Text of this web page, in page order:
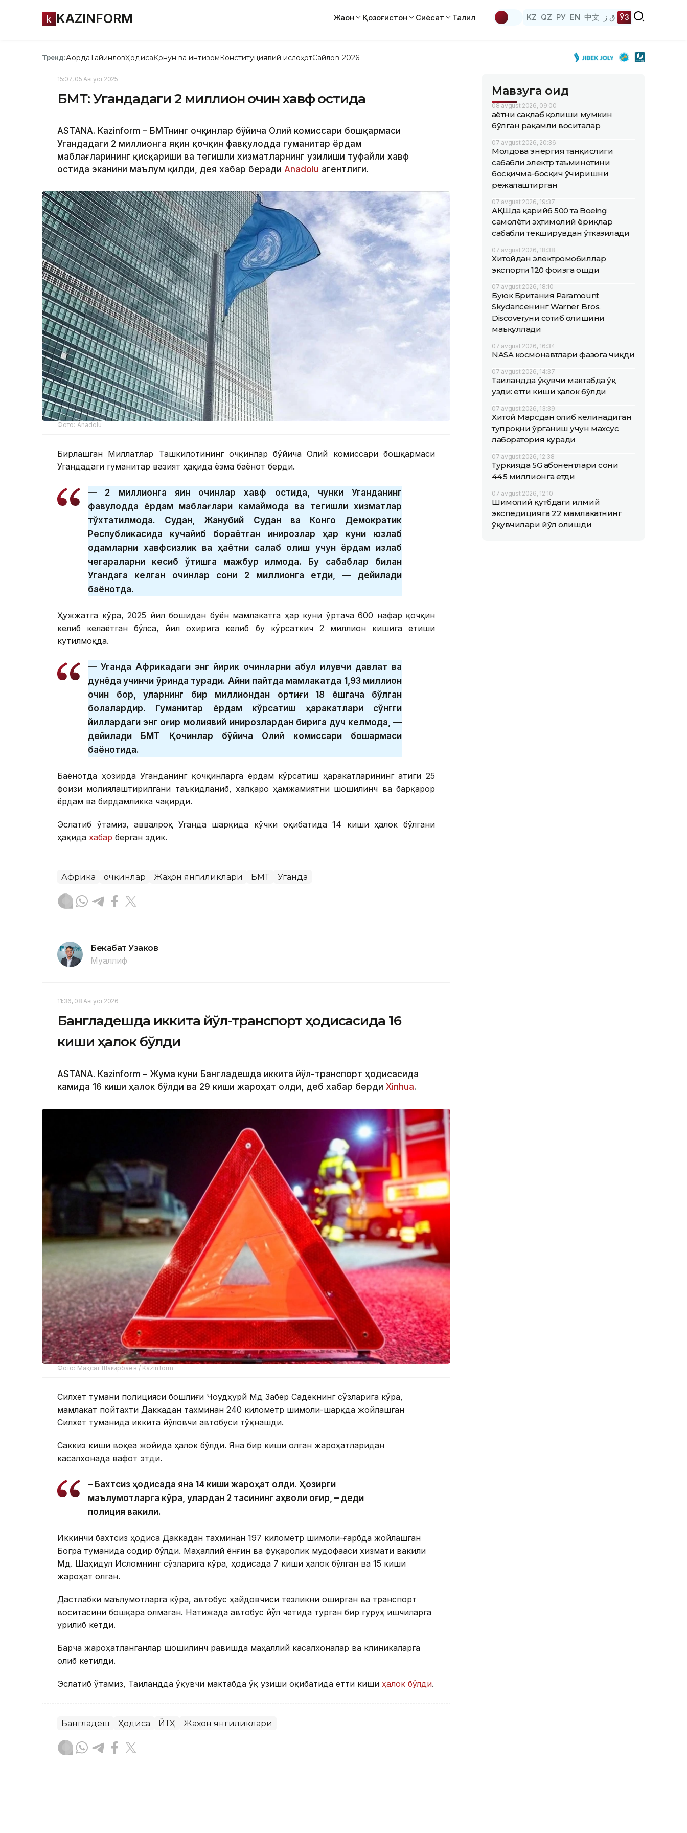
KAZINFORM Жаҳон Қозоғистон Сиёсат Таҳлил KZ QZ РУ EN 中文 ق ز ЎЗ
Тренд:АқордаТайинловҲодисаҚонун ва интизомКонституциявий ислоҳотСайлов-2026
15:07, 05 Август 2025
БМТ: Угандадаги 2 миллион қочқин хавф остида
ASTANА. Кazinform – БМТнинг Қочқинлар бўйича Олий комиссари бошқармаси
Угандадаги 2 миллионга яқин қочқин фавқулодда гуманитар ёрдам
маблағларининг қисқариши ва тегишли хизматларнинг узилиши туфайли хавф
остида эканини маълум қилди, дея хабар беради Аnadolu агентлиги.
Фото: Anadolu
Бирлашган Миллатлар Ташкилотининг Қочқинлар бўйича Олий комиссари бошқармаси
Угандадаги гуманитар вазият ҳақида ёзма баёнот берди.
— 2 миллионга яқин қочқинлар хавф остида, чунки Уганданинг
фавқулодда ёрдам маблағлари камаймоқда ва тегишли хизматлар
тўхтатилмоқда. Судан, Жанубий Судан ва Конго Демократик
Республикасида кучайиб бораётган инқирозлар ҳар куни юзлаб
одамларни хавфсизлик ва ҳаётни сақлаб қолиш учун ёрдам излаб
чегараларни кесиб ўтишга мажбур қилмоқда. Бу сабаблар билан
Угандага келган қочқинлар сони 2 миллионга етди, — дейилади
баёнотда.
Ҳужжатга кўра, 2025 йил бошидан буён мамлакатга ҳар куни ўртача 600 нафар қочқин
келиб келаётган бўлса, йил охирига келиб бу кўрсаткич 2 миллион кишига етиши
кутилмоқда.
— Уганда Африкадаги энг йирик қочқинларни қабул қилувчи давлат ва
дунёда учинчи ўринда туради. Айни пайтда мамлакатда 1,93 миллион
қочқин бор, уларнинг бир миллиондан ортиғи 18 ёшгача бўлган
болалардир. Гуманитар ёрдам кўрсатиш ҳаракатлари сўнгги
йиллардаги энг оғир молиявий инқирозлардан бирига дуч келмоқда, —
дейилади БМТ Қочқинлар бўйича Олий комиссари бошқармаси
баёнотида.
Баёнотда ҳозирда Уганданинг қочқинларга ёрдам кўрсатиш ҳаракатларининг атиги 25
фоизи молиялаштирилгани таъкидланиб, халқаро ҳамжамиятни шошилинч ва барқарор
ёрдам ва бирдамликка чақирди.
Эслатиб ўтамиз, аввалроқ Уганда шарқида кўчки оқибатида 14 киши ҳалок бўлгани
ҳақида хабар берган эдик.
Африка Қочқинлар Жаҳон янгиликлари БМТ Уганда
Бекабат Узаков
Муаллиф
11:36, 08 Август 2026
Бангладешда иккита йўл-транспорт ҳодисасида 16
киши ҳалок бўлди
ASTANА. Кazinform – Жума куни Бангладешда иккита йўл-транспорт ҳодисасида
камида 16 киши ҳалок бўлди ва 29 киши жароҳат олди, деб хабар берди Xinhua.
Фото: Мақсат Шағирбаев / Kazinform
Силхет тумани полицияси бошлиғи Чоудҳурй Мд Забер Садекнинг сўзларига кўра,
мамлакат пойтахти Даккадан тахминан 240 километр шимоли-шарқда жойлашган
Силхет туманида иккита йўловчи автобуси тўқнашди.
Саккиз киши воқеа жойида ҳалок бўлди. Яна бир киши олган жароҳатларидан
касалхонада вафот этди.
– Бахтсиз ҳодисада яна 14 киши жароҳат олди. Ҳозирги
маълумотларга кўра, улардан 2 тасининг аҳволи оғир, – деди
полиция вакили.
Иккинчи бахтсиз ҳодиса Даккадан тахминан 197 километр шимоли-ғарбда жойлашган
Богра туманида содир бўлди. Маҳаллий ёнғин ва фуқаролик мудофааси хизмати вакили
Мд. Шаҳидул Исломнинг сўзларига кўра, ҳодисада 7 киши ҳалок бўлган ва 15 киши
жароҳат олган.
Дастлабки маълумотларга кўра, автобус ҳайдовчиси тезликни оширган ва транспорт
воситасини бошқара олмаган. Натижада автобус йўл четида турган бир гуруҳ ишчиларга
урилиб кетди.
Барча жароҳатланганлар шошилинч равишда маҳаллий касалхоналар ва клиникаларга
олиб кетилди.
Эслатиб ўтамиз, Таиландда ўқувчи мактабда ўқ узиши оқибатида етти киши ҳалок бўлди.
Бангладеш Ҳодиса ЙТҲ Жаҳон янгиликлари
Мавзуга оид
08 avgust 2026, 09:00
Ҳаётни сақлаб қолиши мумкин
бўлган рақамли воситалар
07 avgust 2026, 20:36
Молдова энергия танқислиги
сабабли электр таъминотини
босқичма-босқич ўчиришни
режалаштирган
07 avgust 2026, 19:37
АҚШда қарийб 500 та Boeing
самолёти эҳтимолий ёриқлар
сабабли текширувдан ўтказилади
07 avgust 2026, 18:38
Хитойдан электромобиллар
экспорти 120 фоизга ошди
07 avgust 2026, 18:10
Буюк Британия Paramount
Skydanceнинг Warner Bros.
Discoveryни сотиб олишини
маъқуллади
07 avgust 2026, 16:34
NASA космонавтлари фазога чиқди
07 avgust 2026, 14:37
Таиландда ўқувчи мактабда ўқ
узди: етти киши ҳалок бўлди
07 avgust 2026, 13:39
Хитой Марсдан олиб келинадиган
тупроқни ўрганиш учун махсус
лаборатория қуради
07 avgust 2026, 12:38
Туркияда 5G абонентлари сони
44,5 миллионга етди
07 avgust 2026, 12:10
Шимолий қутбдаги илмий
экспедицияга 22 мамлакатнинг
ўқувчилари йўл олишди